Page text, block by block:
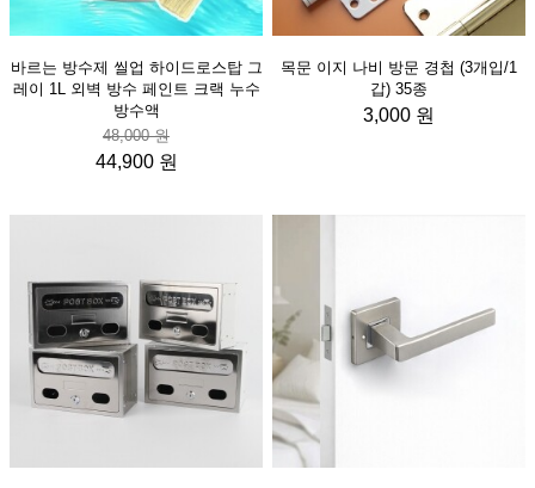
바르는 방수제 씰업 하이드로스탑 그
레이 1L 외벽 방수 페인트 크랙 누수
방수액
48,000 원
44,900 원
목문 이지 나비 방문 경첩 (3개입/1
갑) 35종
3,000 원